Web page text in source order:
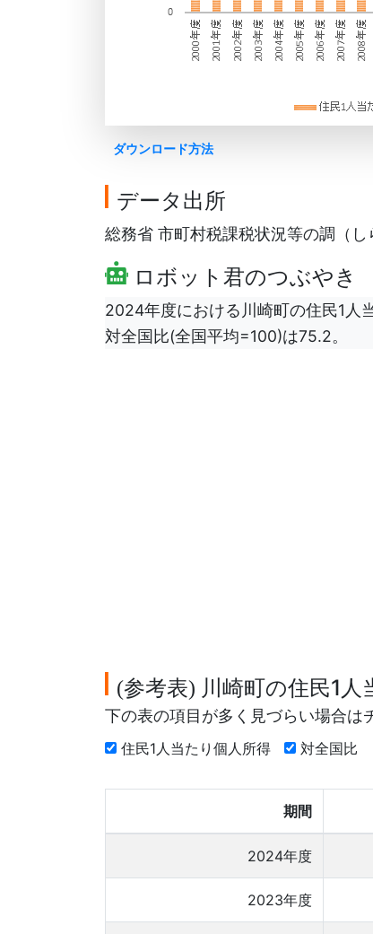
ダウンロード方法
データ出所
総務省 市町村税課税状況等の調（
ロボット君のつぶやき
2024年度における川崎町の住民1人
対全国比(全国平均=100)は75.2。
(参考表) 川崎町の住民1
下の表の項目が多く見づらい場合は
住民1人当たり個人所得 対全国比
期間
2024年度
2023年度